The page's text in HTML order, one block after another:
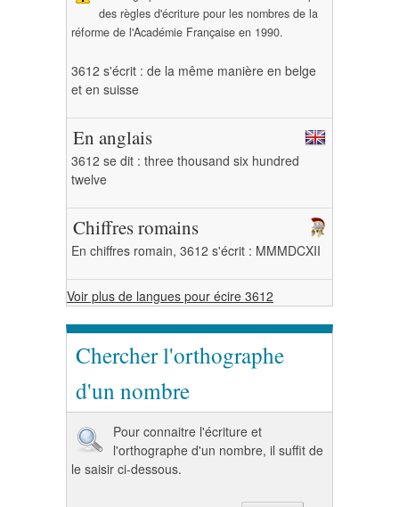
des règles d'écriture pour les nombres de la
réforme de l'Académie Française en 1990.
3612 s'écrit : de la même manière en belge
et en suisse
En anglais
3612 se dit : three thousand six hundred
twelve
Chiffres romains
En chiffres romain, 3612 s'écrit : MMMDCXII
Voir plus de langues pour écire 3612
Chercher l'orthographe
d'un nombre
Pour connaitre l'écriture et
l'orthographe d'un nombre, il suffit de
le saisir ci-dessous.